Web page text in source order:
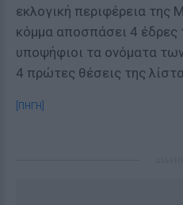
εκλογική περιφέρεια της
κόμμα αποσπάσει 4 έδρες
υποψήφιοι τα ονόματα
4 πρώτες θέσεις της
[ΠΗΓΗ]